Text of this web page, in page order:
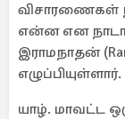
விசாரணைகள்
என்ன என
இராமநாதன்
எழுப்பியுள்ளார்.
யாழ். மாவட்ட